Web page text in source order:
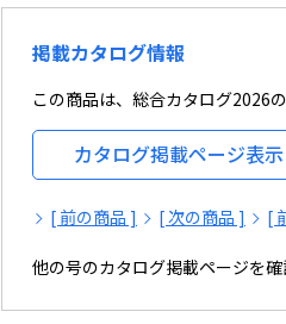
掲載カタログ情報
この商品は、総合カタログ2026
カタログ掲載ページ表示
[ 前の商品 ] [ 次の商品 ] [
他の号のカタログ掲載ページを